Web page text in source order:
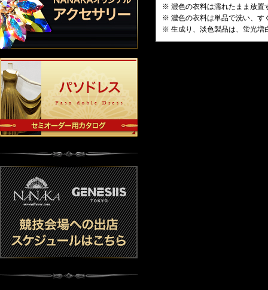
※ 濃色の衣料は濡れたまま放置
※ 濃色の衣料は単品で洗い、す
※ 生成り、淡色製品は、蛍光増